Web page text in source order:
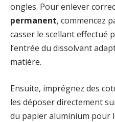
ongles. Pour enlever
permanent, commencez
casser le scellant effectué
l’entrée du dissolvant
matière.
Ensuite, imprégnez des
les déposer directement
du papier aluminium pour